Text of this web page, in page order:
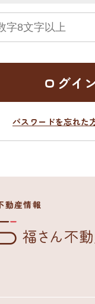
ログイ
パスワードを忘れた
動産情報